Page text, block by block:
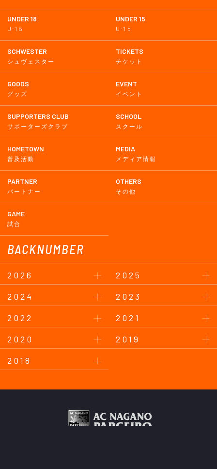
UNDER 18
U-18
UNDER 15
U-15
SCHWESTER
シュヴェスター
TICKETS
チケット
GOODS
グッズ
EVENT
イベント
SUPPORTERS CLUB
サポーターズクラブ
SCHOOL
スクール
HOMETOWN
普及活動
MEDIA
メディア情報
PARTNER
パートナー
OTHERS
その他
GAME
試合
BACKNUMBER
2026
2025
2024
2023
2022
2021
2020
2019
2018